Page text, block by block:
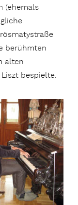
(ehemals
berühmten
alten
bespielte.